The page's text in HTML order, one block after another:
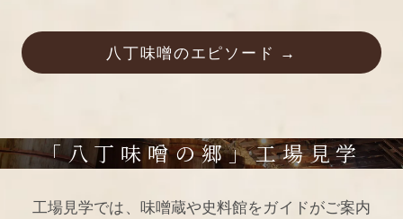
八丁味噌のエピソード →
「八丁味噌の郷」工場見学
工場見学では、味噌蔵や史料館をガイドがご案内